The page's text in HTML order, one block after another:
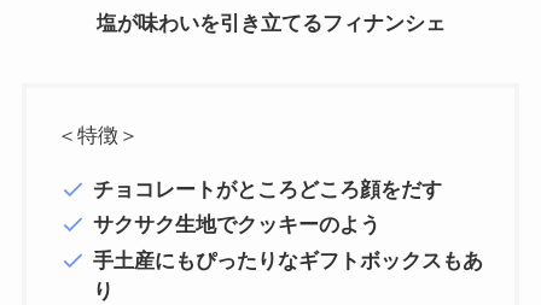
塩が味わいを引き立てるフィナンシェ
＜特徴＞
チョコレートがところどころ顔をだす
サクサク生地でクッキーのよう
手土産にもぴったりなギフトボックスもあ
り